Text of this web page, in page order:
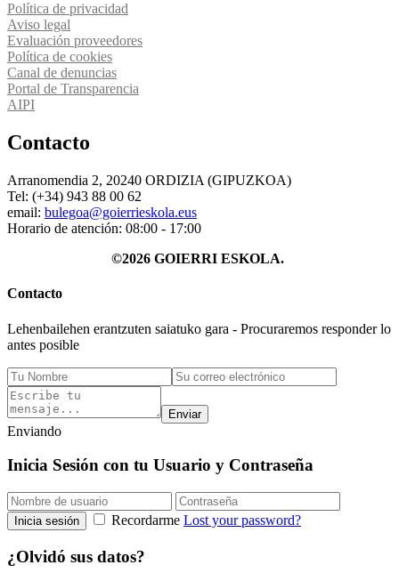
Política de privacidad
Aviso legal
Evaluación proveedores
Política de cookies
Canal de denuncias
Portal de Transparencia
AIPI
Contacto
Arranomendia 2, 20240 ORDIZIA (GIPUZKOA)
Tel: (+34) 943 88 00 62
email: bulegoa@goierrieskola.eus
Horario de atención: 08:00 - 17:00
©2026 GOIERRI ESKOLA.
Contacto
Lehenbailehen erantzuten saiatuko gara - Procuraremos responder lo
antes posible
Enviar
Enviando
Inicia Sesión con tu Usuario y Contraseña
Inicia sesión Recordarme Lost your password?
¿Olvidó sus datos?